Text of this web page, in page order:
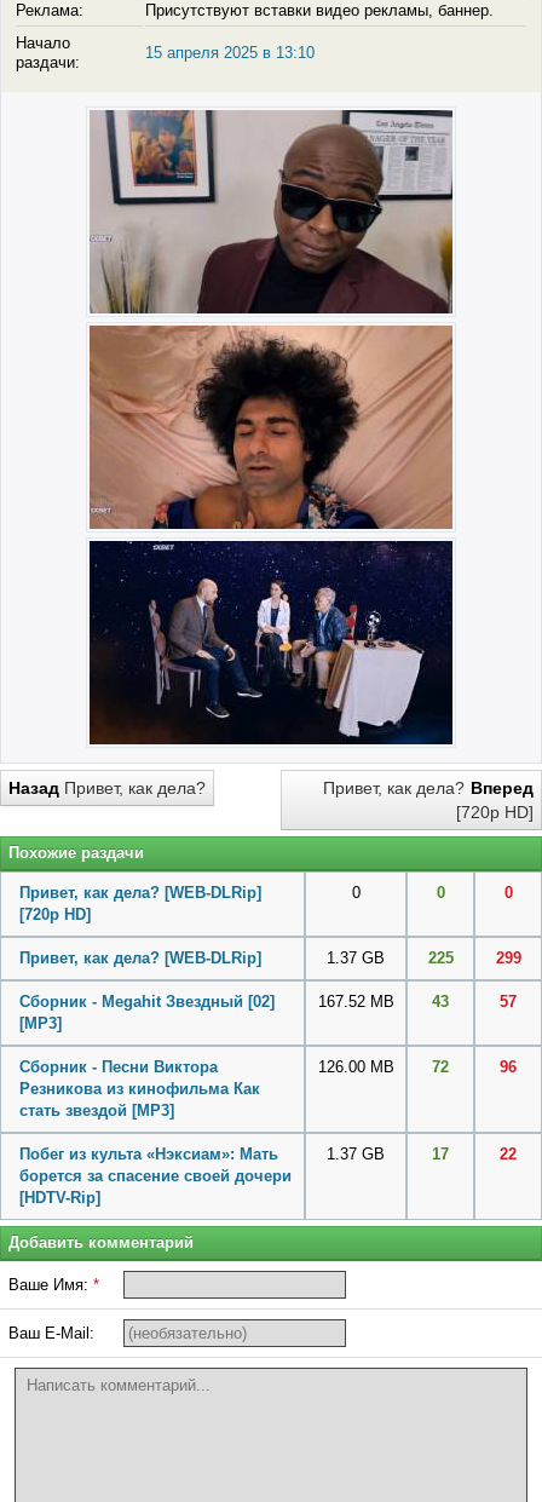
Реклама:
Присутствуют вставки видео рекламы, баннер.
Начало
раздачи:
15 апреля 2025 в 13:10
Назад Привет, как дела? Вперед
Привет, как дела?
[720p HD]
Похожие раздачи
Привет, как дела? [WEB-DLRip]
[720p HD]
0 0 0
Привет, как дела? [WEB-DLRip] 1.37 GB 225 299
Сборник - Megahit Звездный [02]
[MP3]
167.52 MB 43 57
Cборник - Песни Виктора
Резникова из кинофильма Как
стать звездой [MP3]
126.00 MB 72 96
Побег из культа «Нэксиам»: Мать
борется за спасение своей дочери
[HDTV-Rip]
1.37 GB 17 22
Добавить комментарий
Ваше Имя: *
Ваш E-Mail: